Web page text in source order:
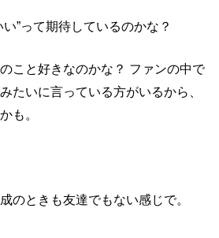
”って期待しているのかな？
こと好きなのかな？ ファンの中で
たいに言っている方がいるから、
も。
のときも友達でもない感じで。